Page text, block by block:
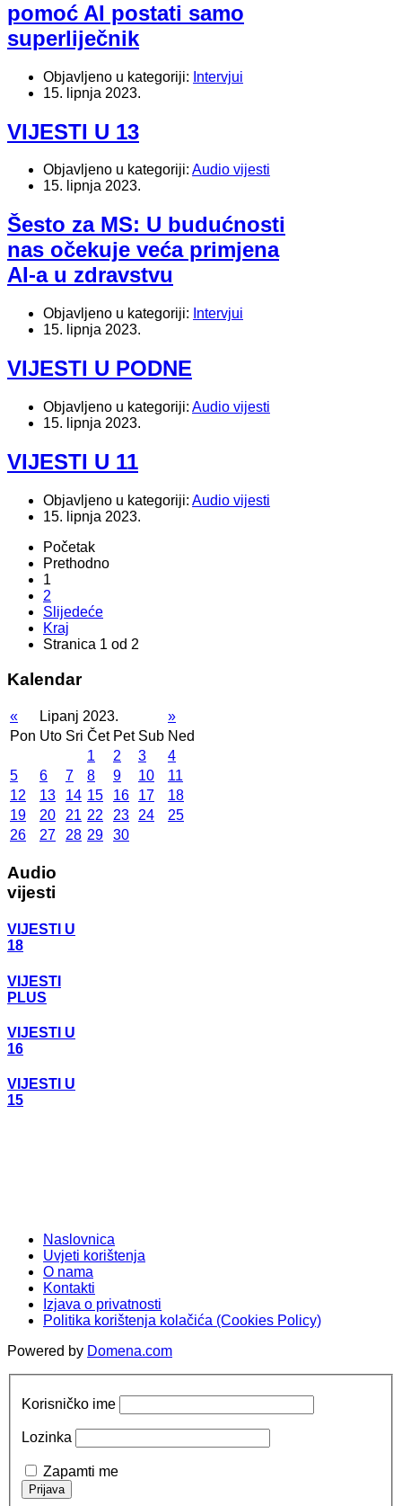
pomoć AI postati samo
superliječnik
Objavljeno u kategoriji: Intervjui
15. lipnja 2023.
VIJESTI U 13
Objavljeno u kategoriji: Audio vijesti
15. lipnja 2023.
Šesto za MS: U budućnosti
nas očekuje veća primjena
AI-a u zdravstvu
Objavljeno u kategoriji: Intervjui
15. lipnja 2023.
VIJESTI U PODNE
Objavljeno u kategoriji: Audio vijesti
15. lipnja 2023.
VIJESTI U 11
Objavljeno u kategoriji: Audio vijesti
15. lipnja 2023.
Početak
Prethodno
1
2
Slijedeće
Kraj
Stranica 1 od 2
Kalendar
« Lipanj 2023.
»
Pon Uto Sri Čet Pet Sub Ned
1
2 3
4
5
6 7 8 9 10
11
12
13 14 15 16 17
18
19
20 21 22 23 24
25
26
27 28 29 30
Audio
vijesti
VIJESTI U
18
VIJESTI
PLUS
VIJESTI U
16
VIJESTI U
15
Naslovnica
Uvjeti korištenja
O nama
Kontakti
Izjava o privatnosti
Politika korištenja kolačića (Cookies Policy)
Powered by Domena.com
Korisničko ime
Lozinka
Zapamti me